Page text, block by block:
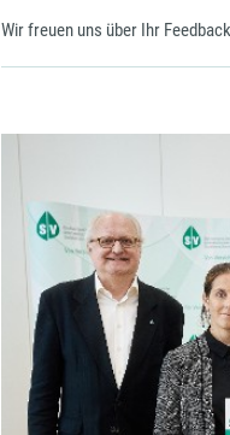
Wir freuen uns über Ihr